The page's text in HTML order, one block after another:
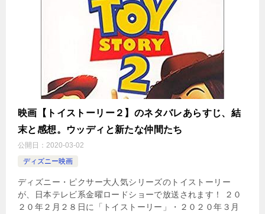
映画【トイストーリー２】のネタバレあらすじ、結
末と感想。ウッディと新たな仲間たち
公開日： 2020-03-02
ディズニー映画
ディズニー・ピクサー大人気シリーズのトイストーリー
が、日本テレビ系金曜ロードショーで放送されます！ ２０
２０年２月２８日に「トイストーリー」・２０２０年３月